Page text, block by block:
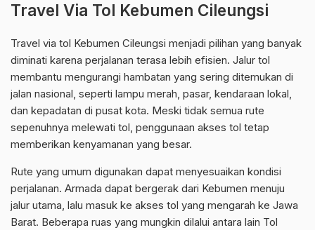
Travel Via Tol Kebumen Cileungsi
Travel via tol Kebumen Cileungsi menjadi pilihan yang banyak
diminati karena perjalanan terasa lebih efisien. Jalur tol
membantu mengurangi hambatan yang sering ditemukan di
jalan nasional, seperti lampu merah, pasar, kendaraan lokal,
dan kepadatan di pusat kota. Meski tidak semua rute
sepenuhnya melewati tol, penggunaan akses tol tetap
memberikan kenyamanan yang besar.
Rute yang umum digunakan dapat menyesuaikan kondisi
perjalanan. Armada dapat bergerak dari Kebumen menuju
jalur utama, lalu masuk ke akses tol yang mengarah ke Jawa
Barat. Beberapa ruas yang mungkin dilalui antara lain Tol